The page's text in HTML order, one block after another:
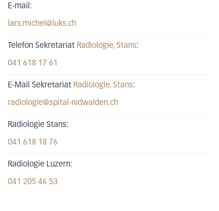
E-mail:
lars.michel@luks.ch
Telefon Sekretariat Radiologie, Stans:
041 618 17 61
E-Mail Sekretariat Radiologie, Stans:
radiologie@spital-nidwalden.ch
Radiologie Stans:
041 618 18 76
Radiologie Luzern:
041 205 46 53